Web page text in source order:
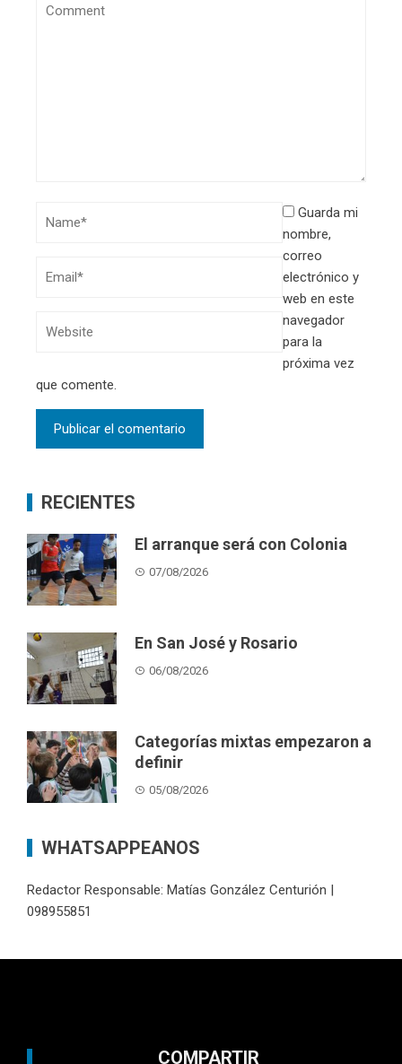
Guarda mi
nombre,
correo
electrónico y
web en este
navegador
para la
próxima vez
que comente.
RECIENTES
El arranque será con Colonia
07/08/2026
En San José y Rosario
06/08/2026
Categorías mixtas empezaron a
definir
05/08/2026
WHATSAPPEANOS
Redactor Responsable: Matías González Centurión |
098955851
COMPARTIR